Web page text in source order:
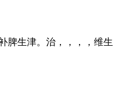
脾生津。治，，，，维生